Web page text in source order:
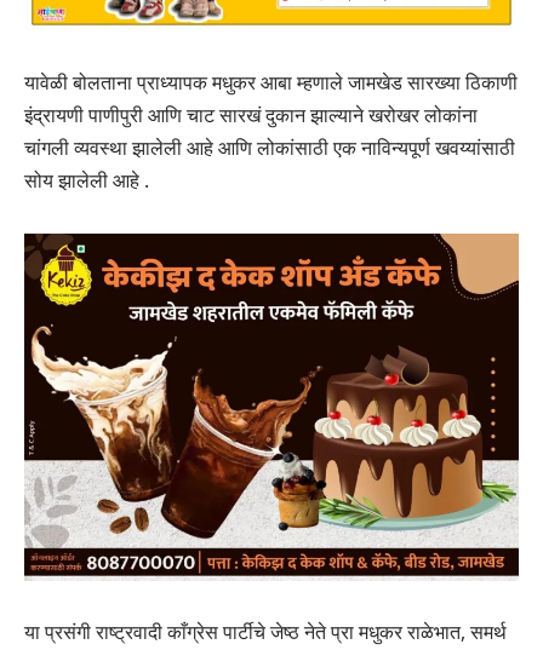
यावेळी बोलताना प्राध्यापक मधुकर आबा म्हणाले जामखेड सारख्या ठिकाणी
इंद्रायणी पाणीपुरी आणि चाट सारखं दुकान झाल्याने खरोखर लोकांना
चांगली व्यवस्था झालेली आहे आणि लोकांसाठी एक नाविन्यपूर्ण खवय्यांसाठी
सोय झालेली आहे .
या प्रसंगी राष्ट्रवादी काँग्रेस पार्टीचे जेष्ठ नेते प्रा मधुकर राळेभात, समर्थ